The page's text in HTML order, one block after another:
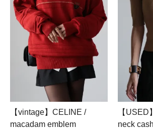
【vintage】CELINE /
macadam emblem
【
neck